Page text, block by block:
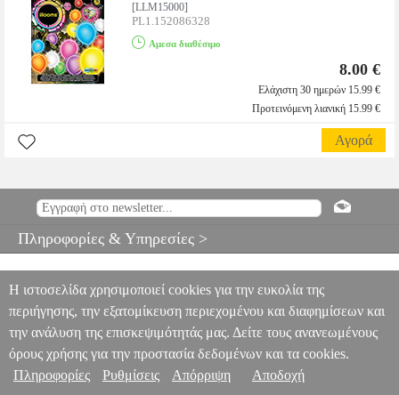
[LLM15000]
PL1.152086328
Αμεσα διαθέσιμο
8.00 €
Ελάχιστη 30 ημερών 15.99 €
Προτεινόμενη λιανική 15.99 €
Αγορά
Πληροφορίες & Υπηρεσίες >
Η ιστοσελίδα χρησιμοποιεί cookies για την ευκολία της
περιήγησης, την εξατομίκευση περιεχομένου και διαφημίσεων και
την ανάλυση της επισκεψιμότητάς μας. Δείτε τους ανανεωμένους
όρους χρήσης για την προστασία δεδομένων και τα cookies.
Πληροφορίες
Ρυθμίσεις Απόρριψη Αποδοχή